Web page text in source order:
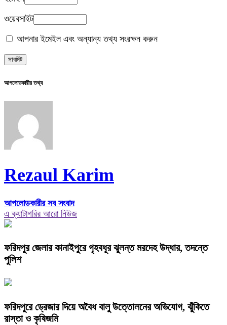
ওয়েবসাইট
আপনার ইমেইল এবং অন্যান্য তথ্য সংরক্ষন করুন
আপলোডকারীর তথ্য
Rezaul Karim
আপলোডকারীর সব সংবাদ
এ ক্যাটাগরির আরো নিউজ
ফরিদপুর জেলার কানাইপুরে গৃহবধূর ঝুলন্ত মরদেহ উদ্ধার, তদন্তে
পুলিশ
ফরিদপুরে ড্রেজার দিয়ে অবৈধ বালু উত্তোলনের অভিযোগ, ঝুঁকিতে
রাস্তা ও কৃষিজমি